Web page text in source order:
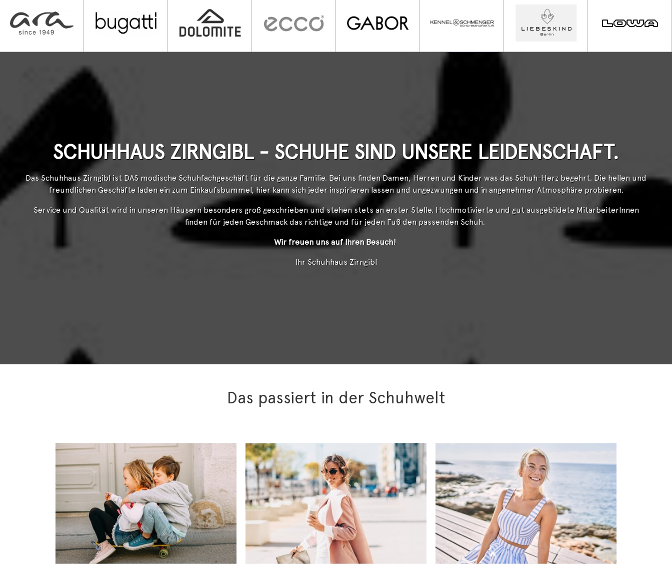
SCHUHHAUS ZIRNGIBL - SCHUHE SIND UNSERE LEIDENSCHAFT.
Das Schuhhaus Zirngibl ist DAS modische Schuhfachgeschäft für die ganze Familie. Bei uns finden Damen, Herren und Kinder was das Schuh-Herz begehrt. Die hellen und
freundlichen Geschäfte laden ein zum Einkaufsbummel, hier kann sich jeder inspirieren lassen und ungezwungen und in angenehmer Atmosphäre probieren.
Service und Qualität wird in unseren Häusern besonders groß geschrieben und stehen stets an erster Stelle. Hochmotivierte und gut ausgebildete MitarbeiterInnen
finden für jeden Geschmack das richtige und für jeden Fuß den passenden Schuh.
Wir freuen uns auf Ihren Besuch!
Ihr Schuhhaus Zirngibl
Das passiert in der Schuhwelt